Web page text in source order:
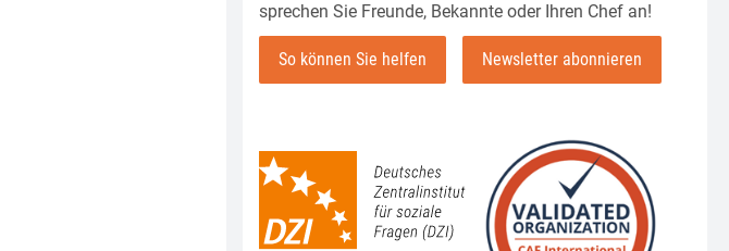
sprechen Sie Freunde, Bekannte oder Ihren Chef an!
So können Sie helfen Newsletter abonnieren